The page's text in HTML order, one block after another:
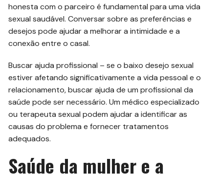
honesta com o parceiro é fundamental para uma vida
sexual saudável. Conversar sobre as preferências e
desejos pode ajudar a melhorar a intimidade e a
conexão entre o casal.
Buscar ajuda profissional – se o baixo desejo sexual
estiver afetando significativamente a vida pessoal e o
relacionamento, buscar ajuda de um profissional da
saúde pode ser necessário. Um médico especializado
ou terapeuta sexual podem ajudar a identificar as
causas do problema e fornecer tratamentos
adequados.
Saúde da mulher e a